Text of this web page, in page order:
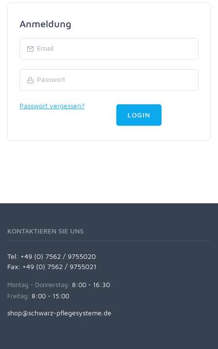
Anmeldung
Passwort vergessen?
LOGIN
KONTAKTIEREN SIE UNS
Tel: +49 (0) 7562 / 9755020
Fax: +49 (0) 7562 / 9755021
Montag - Donnerstag: 8:00 - 16:30
Freitag: 8:00 - 15:00
shop@schwarz-pflegesysteme.de